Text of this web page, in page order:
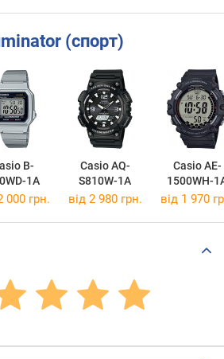
(спорт)
B-
1A
Casio AQ-
S810W-1A
Casio AE-
1500WH-
000 грн. від 2 980 грн. від 1 970